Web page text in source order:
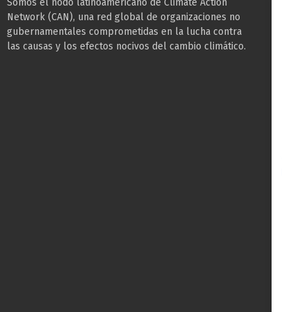
Network (CAN), una red global de organizaciones no
gubernamentales comprometidas en la lucha contra
las causas y los efectos nocivos del cambio climático.